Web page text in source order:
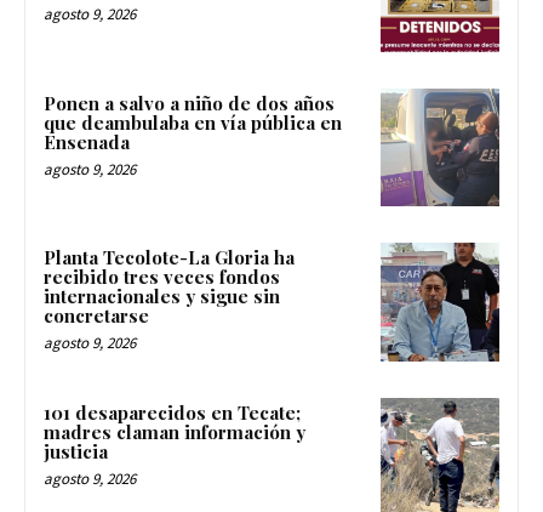
agosto 9, 2026
Ponen a salvo a niño de dos años
que deambulaba en vía pública en
Ensenada
agosto 9, 2026
Planta Tecolote-La Gloria ha
recibido tres veces fondos
internacionales y sigue sin
concretarse
agosto 9, 2026
101 desaparecidos en Tecate;
madres claman información y
justicia
agosto 9, 2026